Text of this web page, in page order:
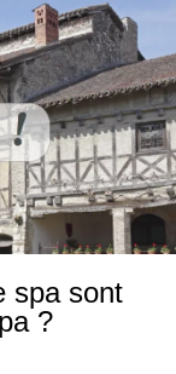
spa sont
?